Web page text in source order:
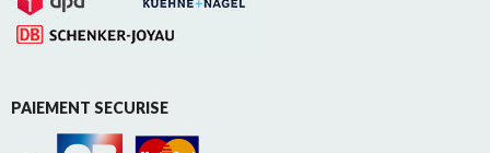
PAIEMENT SECURISE